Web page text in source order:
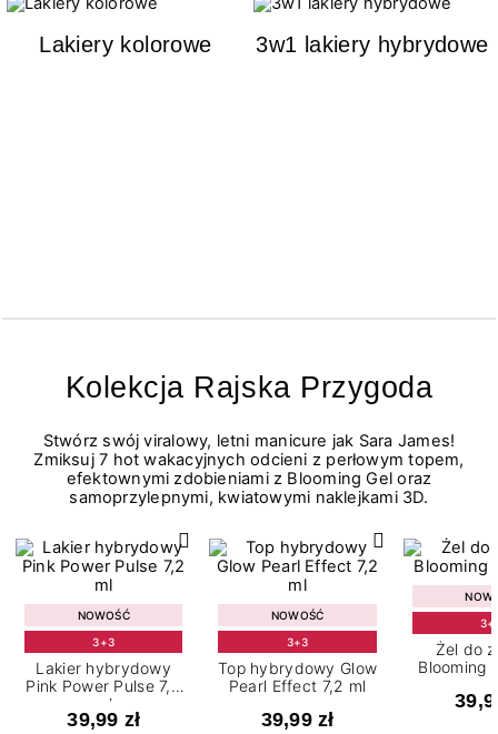
Lakiery kolorowe 3w1 lakiery hybrydowe
Kolekcja Rajska Przygoda
Stwórz swój viralowy, letni manicure jak Sara James!
Zmiksuj 7 hot wakacyjnych odcieni z perłowym topem,
efektownymi zdobieniami z Blooming Gel oraz
samoprzylepnymi, kwiatowymi naklejkami 3D.
NOWOŚĆ
3+3
Lakier hybrydowy
Pink Power Pulse 7,2
ml
39,99 zł
NOWOŚĆ
3+3
Top hybrydowy Glow
Pearl Effect 7,2 ml
39,99 zł
Żel do
Blooming